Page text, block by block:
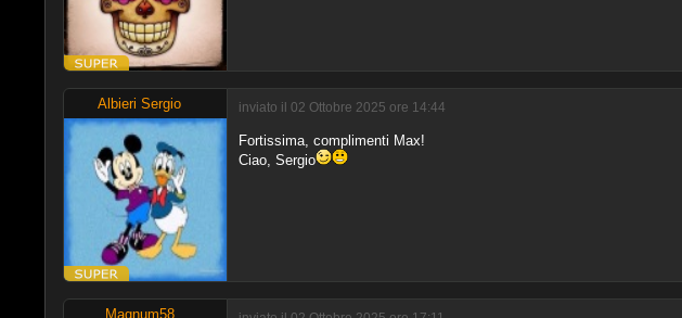
Albieri Sergio inviato il 02 Ottobre 2025 ore 14:44
Fortissima, complimenti Max!
Ciao, Sergio
Magnum58